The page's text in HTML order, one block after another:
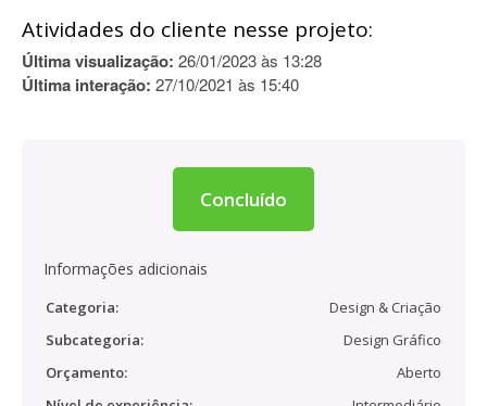
Atividades do cliente nesse projeto:
Última visualização: 26/01/2023 às 13:28
Última interação: 27/10/2021 às 15:40
Concluído
Informações adicionais
Categoria:
Design & Criação
Subcategoria:
Design Gráfico
Orçamento:
Aberto